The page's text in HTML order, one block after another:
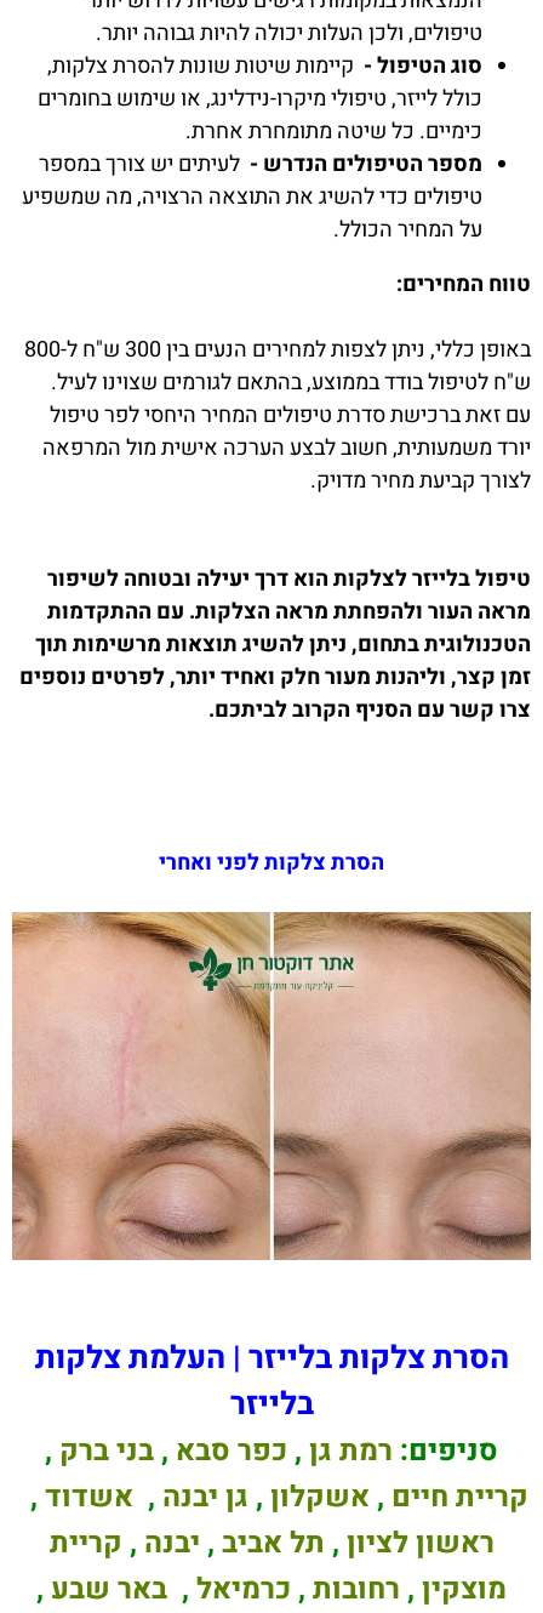
טיפולים, ולכן העלות יכולה להיות גבוהה יותר.
סוג הטיפול - קיימות שיטות שונות להסרת צלקות,
כולל לייזר, טיפולי מיקרו-נידלינג, או שימוש בחומרים
כימיים. כל שיטה מתומחרת אחרת.
מספר הטיפולים הנדרש - לעיתים יש צורך במספר
טיפולים כדי להשיג את התוצאה הרצויה, מה שמשפיע
על המחיר הכולל.
טווח המחירים:
באופן כללי, ניתן לצפות למחירים הנעים בין 300 ש"ח ל-800
ש"ח לטיפול בודד בממוצע, בהתאם לגורמים שצוינו לעיל.
עם זאת ברכישת סדרת טיפולים המחיר היחסי לפר טיפול
יורד משמעותית, חשוב לבצע הערכה אישית מול המרפאה
לצורך קביעת מחיר מדויק.
טיפול בלייזר לצלקות הוא דרך יעילה ובטוחה לשיפור
מראה העור ולהפחתת מראה הצלקות. עם ההתקדמות
הטכנולוגית בתחום, ניתן להשיג תוצאות מרשימות תוך
זמן קצר, וליהנות מעור חלק ואחיד יותר, לפרטים נוספים
צרו קשר עם הסניף הקרוב לביתכם.
הסרת צלקות לפני ואחרי
הסרת צלקות בלייזר | העלמת צלקות
בלייזר
סניפים: רמת גן , כפר סבא ,בני ברק ,
קריית חיים , אשקלון , גן יבנה , אשדוד ,
ראשון לציון , תל אביב , יבנה , קריית
מוצקין , רחובות , כרמיאל , באר שבע ,